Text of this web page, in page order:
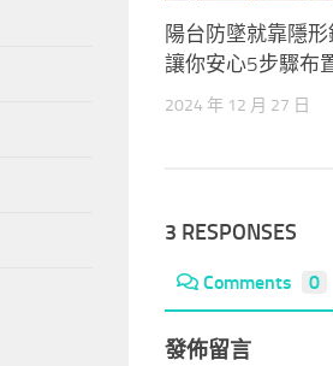
陽台防墜就靠隱形
讓你安心5步驟布
2024 年 12 月 27 日
3 RESPONSES
Comments 0
發佈留言